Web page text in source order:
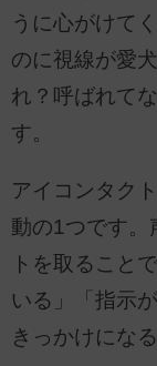
うに心がけて
のに視線が愛
れ？呼ばれて
す。
アイコンタク
動の1つです。
トを取ること
いる」「指示
きっかけにな